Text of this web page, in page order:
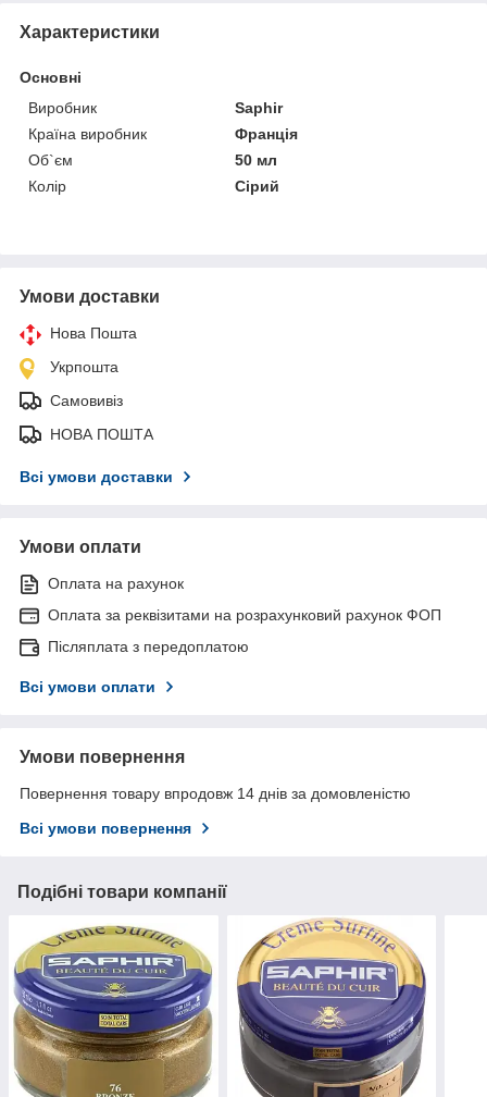
Характеристики
Основні
Виробник
Saphir
Країна виробник
Франція
Об`єм
50 мл
Колір
Сірий
Умови доставки
Нова Пошта
Укрпошта
Самовивіз
НОВА ПОШТА
Всі умови доставки
Умови оплати
Оплата на рахунок
Оплата за реквізитами на розрахунковий рахунок ФОП
Післяплата з передоплатою
Всі умови оплати
Умови повернення
Повернення товару впродовж 14 днів за домовленістю
Всі умови повернення
Подібні товари компанії